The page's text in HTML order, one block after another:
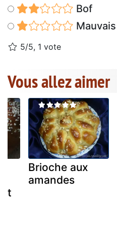
Bof
Mauvais
5/5, 1 vote
Vous allez aimer
Brioche aux
amandes